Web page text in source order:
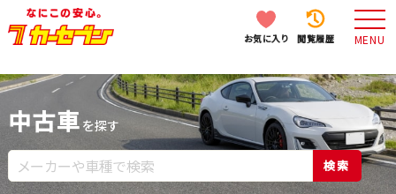
お気に入り 閲覧履歴 MENU
中古車 を探す
検索